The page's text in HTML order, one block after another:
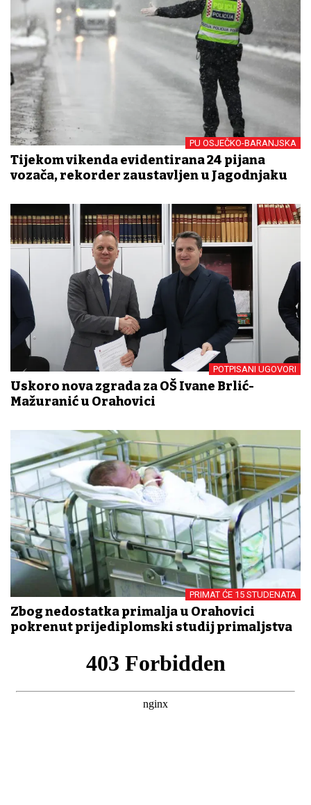
PU OSJEČKO-BARANJSKA
Tijekom vikenda evidentirana 24 pijana
vozača, rekorder zaustavljen u Jagodnjaku
POTPISANI UGOVORI
Uskoro nova zgrada za OŠ Ivane Brlić-
Mažuranić u Orahovici
PRIMAT ĆE 15 STUDENATA
Zbog nedostatka primalja u Orahovici
pokrenut prijediplomski studij primaljstva